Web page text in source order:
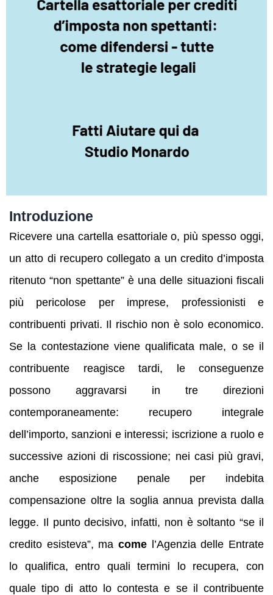
Introduzione
Ricevere una cartella esattoriale o, più spesso oggi,
un atto di recupero collegato a un credito d’imposta
ritenuto “non spettante” è una delle situazioni fiscali
più pericolose per imprese, professionisti e
contribuenti privati. Il rischio non è solo economico.
Se la contestazione viene qualificata male, o se il
contribuente reagisce tardi, le conseguenze
possono aggravarsi in tre direzioni
contemporaneamente: recupero integrale
dell’importo, sanzioni e interessi; iscrizione a ruolo e
successive azioni di riscossione; nei casi più gravi,
anche esposizione penale per indebita
compensazione oltre la soglia annua prevista dalla
legge. Il punto decisivo, infatti, non è soltanto “se il
credito esisteva”, ma come l’Agenzia delle Entrate
lo qualifica, entro quali termini lo recupera, con
quale tipo di atto lo contesta e se il contribuente